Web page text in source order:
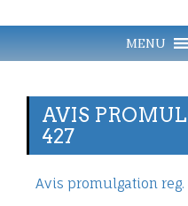
AVIS
427
Avis promulgation reg.